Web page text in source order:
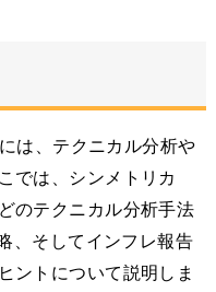
は、テクニカル分析や
では、シンメトリカ
のテクニカル分析手法
、そしてインフレ報告
ントについて説明しま